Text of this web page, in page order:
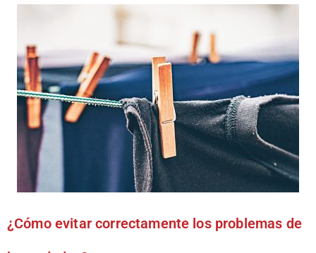
¿Cómo evitar correctamente los problemas de